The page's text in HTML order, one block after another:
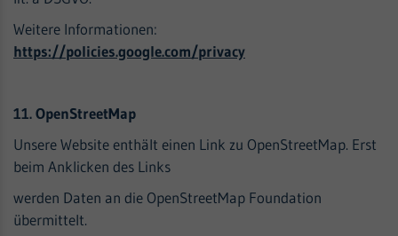
Weitere Informationen:
https://policies.google.com/privacy
11. OpenStreetMap
Unsere Website enthält einen Link zu OpenStreetMap. Erst
beim Anklicken des Links
werden Daten an die OpenStreetMap Foundation
übermittelt.